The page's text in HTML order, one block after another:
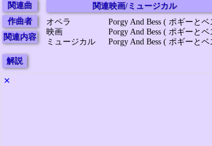
関連曲
作曲者
関連内容
関連映画/ミュージカル
オペラ
映画
ミュージカル
Porgy And Bess ( ポギーとベ
Porgy And Bess ( ポギーとベ
Porgy And Bess ( ポギーとベ
解説
✕